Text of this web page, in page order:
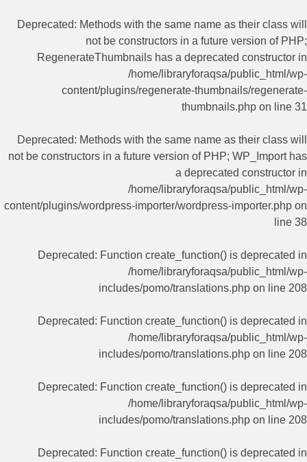
Deprecated: Methods with the same name as their class will
not be constructors in a future version of PHP;
RegenerateThumbnails has a deprecated constructor in
/home/libraryforaqsa/public_html/wp-
content/plugins/regenerate-thumbnails/regenerate-
thumbnails.php on line 31
Deprecated: Methods with the same name as their class will
not be constructors in a future version of PHP; WP_Import has
a deprecated constructor in
/home/libraryforaqsa/public_html/wp-
content/plugins/wordpress-importer/wordpress-importer.php on
line 38
Deprecated: Function create_function() is deprecated in
/home/libraryforaqsa/public_html/wp-
includes/pomo/translations.php on line 208
Deprecated: Function create_function() is deprecated in
/home/libraryforaqsa/public_html/wp-
includes/pomo/translations.php on line 208
Deprecated: Function create_function() is deprecated in
/home/libraryforaqsa/public_html/wp-
includes/pomo/translations.php on line 208
Deprecated: Function create_function() is deprecated in